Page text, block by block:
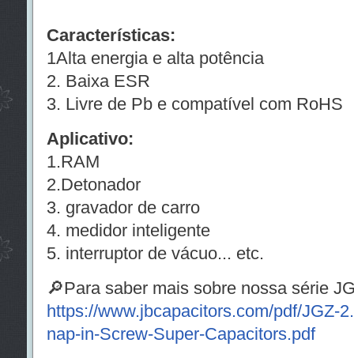
Características:
1Alta energia e alta potência
2. Baixa ESR
3. Livre de Pb e compatível com RoHS
Aplicativo:
1.RAM
2.Detonador
3. gravador de carro
4. medidor inteligente
5. interruptor de vácuo... etc.
🔎Para saber mais sobre nossa série
https://www.jbcapacitors.com/pdf/JGZ-
nap-in-Screw-Super-Capacitors.pdf